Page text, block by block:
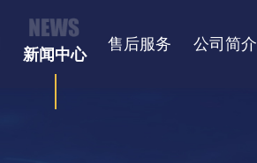
新闻中心
售后服务 公司简介